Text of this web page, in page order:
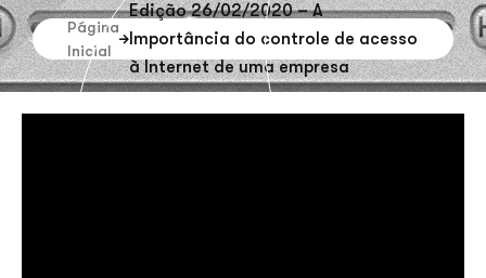
Página
Inicial
Edição 26/02/2020 – A
Importância do controle de acesso
à Internet de uma empresa